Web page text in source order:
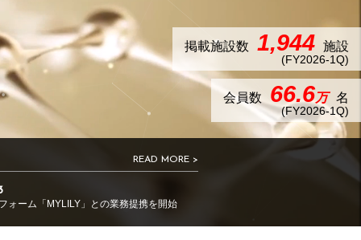
掲載施設数 1,944 施設
(FY2026-1Q)
会員数 66.6万 名
(FY2026-1Q)
READ MORE >
ォーム「MYLILY」との業務提携を開始